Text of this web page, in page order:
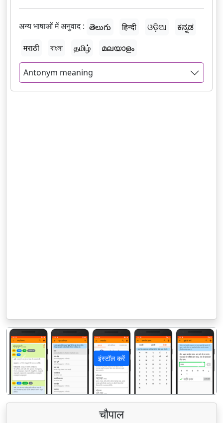
अन्य भाषाओं में अनुवाद : తెలుగు हिन्दी ଓଡ଼ିଆ
ಕನ್ನಡ
मराठी
বাংলা தமிழ் മലയാളം
Antonym meaning
इंस्टॉल करें
पिछला अगला
चौपाल